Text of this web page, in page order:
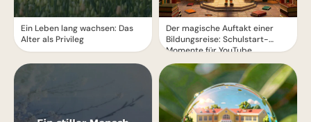
Ein Leben lang wachsen: Das
Alter als Privileg
Der magische Auftakt einer
Bildungsreise: Schulstart-
Momente für YouTube